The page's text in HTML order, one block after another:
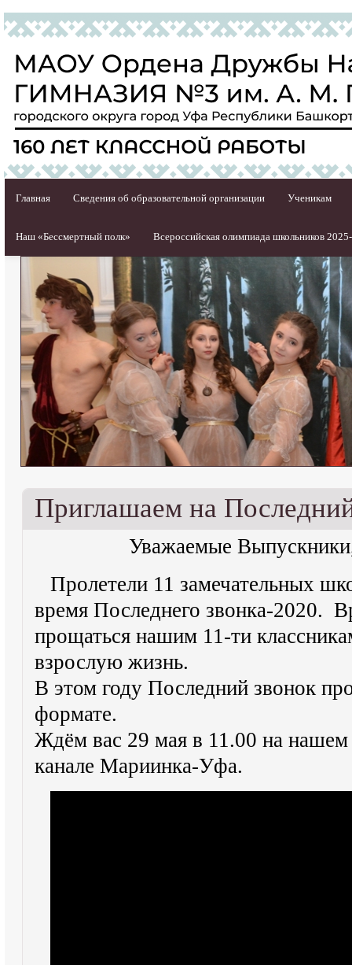
Главная Сведения об образовательной организации Ученикам
Наш «Бессмертный полк» Всероссийская олимпиада школьников
Приглашаем на
Уважаемые
Пролетели 11 замечательных
время Последнего звонка-2020.
прощаться нашим 11-ти
взрослую жизнь.
В этом году Последний звонок
формате.
Ждём вас 29 мая в 11.00 на
канале Мариинка-Уфа.